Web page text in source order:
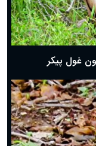
غول پیکر